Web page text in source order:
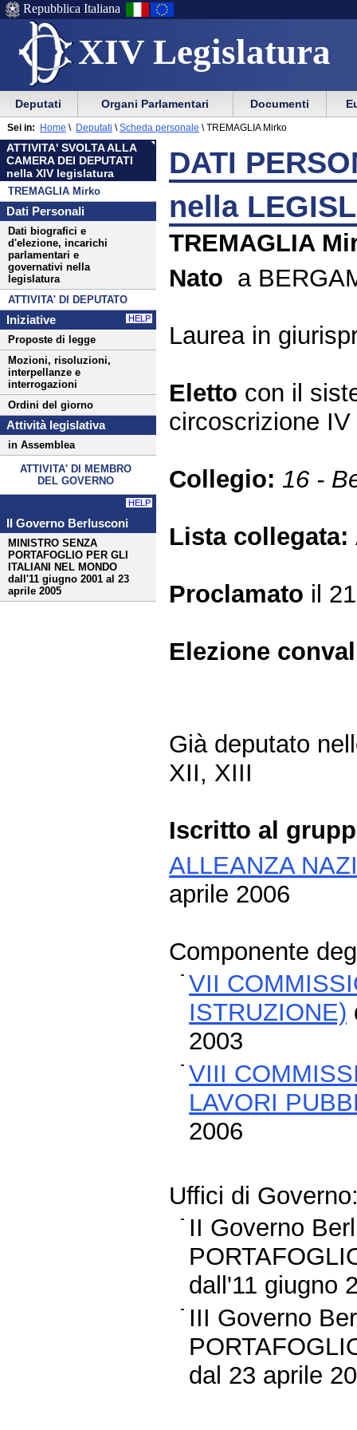
XIV Legislatura
Menu
di
ausilio
alla
navigazione
Vai
Menu
di
navigazione
principale
Repubblica Italiana
Menu
di
navigazione
principale
Vai
menu
di
sezione
Deputati Organi Parlamentari Documenti
ATTIVITA' SVOLTA ALLA
CAMERA DEI DEPUTATI
nella XIV legislatura
TREMAGLIA Mirko
Dati Personali
Dati biografici e
d'elezione, incarichi
parlamentari e
governativi nella
legislatura
ATTIVITA' DI DEPUTATO
Iniziative HELP
Proposte di legge
Mozioni, risoluzioni,
interpellanze e
interrogazioni
Ordini del giorno
Attività legislativa
in Assemblea
ATTIVITA' DI MEMBRO
DEL GOVERNO
HELP
II Governo Berlusconi
MINISTRO SENZA
PORTAFOGLIO PER GLI
ITALIANI NEL MONDO
dall'11 giugno 2001 al 23
aprile 2005
Sei in: Home \ Deputati \ Scheda personale \ TREMAGLIA Mirko
DATI
nella
TREMAGLIA
Nato a
Laurea in
Eletto con il
circoscrizione
Collegio: 16 -
Lista collegata:
Proclamato il
Elezione
Già deputato
XII, XIII
Iscritto al
ALLEANZA
aprile 2006
Componente
VII
ISTRUZIONE)
2003
VIII
LAVORI
2006
Uffici di
II Governo
dall'11 giugno
III Governo
dal 23 aprile